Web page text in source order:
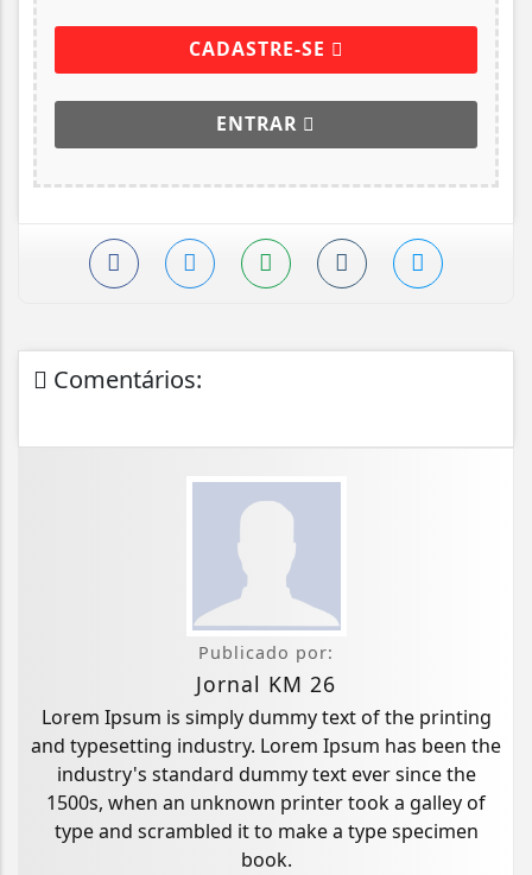
CADASTRE-SE
ENTRAR
Comentários:
Publicado por:
Jornal KM 26
Lorem Ipsum is simply dummy text of the printing
and typesetting industry. Lorem Ipsum has been the
industry's standard dummy text ever since the
1500s, when an unknown printer took a galley of
type and scrambled it to make a type specimen
book.